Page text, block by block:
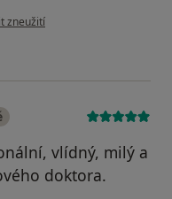
uživatele Olga Maksimova
zneužití
vlídný, milý a
doktora.